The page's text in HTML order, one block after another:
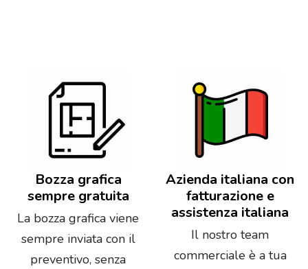
Bozza grafica
sempre gratuita
La bozza grafica viene
sempre inviata con il
preventivo, senza
Azienda italiana con
fatturazione e
assistenza italiana
Il nostro team
commerciale è a tua